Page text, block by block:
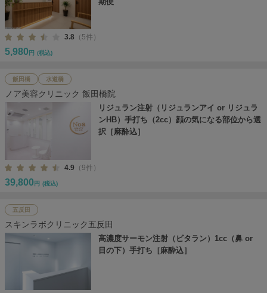
3.8 （5件）
5,980 円 (税込)
飯田橋 水道橋
ノア美容クリニック 飯田橋院
リジュラン注射（リジュランアイ or リジュラ
ンHB）手打ち（2cc）顔の気になる部位から選
択［麻酔込］
4.9 （9件）
39,800 円 (税込)
五反田
スキンラボクリニック五反田
高濃度サーモン注射（ビタラン）1cc（鼻 or
目の下）手打ち［麻酔込］